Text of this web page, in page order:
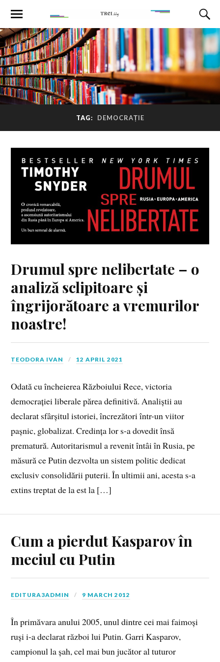
TAG: DEMOCRAȚIE
Drumul spre nelibertate – o
analiză sclipitoare și
îngrijorătoare a vremurilor
noastre!
TEODORA IVAN 12 APRIL 2021
Odată cu încheierea Războiului Rece, victoria
democrației liberale părea definitivă. Analiștii au
declarat sfârșitul istoriei, încrezători într-un viitor
pașnic, globalizat. Credința lor s-a dovedit însă
prematură. Autoritarismul a revenit întâi în Rusia, pe
măsură ce Putin dezvolta un sistem politic dedicat
exclusiv consolidării puterii. În ultimii ani, acesta s-a
extins treptat de la est la […]
Cum a pierdut Kasparov în
meciul cu Putin
EDITURA3ADMIN 9 MARCH 2012
În primăvara anului 2005, unul dintre cei mai faimoși
ruși i-a declarat război lui Putin. Garri Kasparov,
campionul la șah, cel mai bun jucător al tuturor